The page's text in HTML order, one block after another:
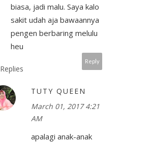
biasa, jadi malu. Saya kalo
sakit udah aja bawaannya
pengen berbaring melulu
heu
Reply
Replies
TUTY QUEEN
March 01, 2017 4:21
AM
apalagi anak-anak